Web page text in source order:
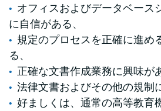
オフィスおよびデータベース
に自信がある、
規定のプロセスを正確に進め
る、
正確な文書作成業務に興味が
法律文書およびその他の規制
好ましくは、通常の高等教育